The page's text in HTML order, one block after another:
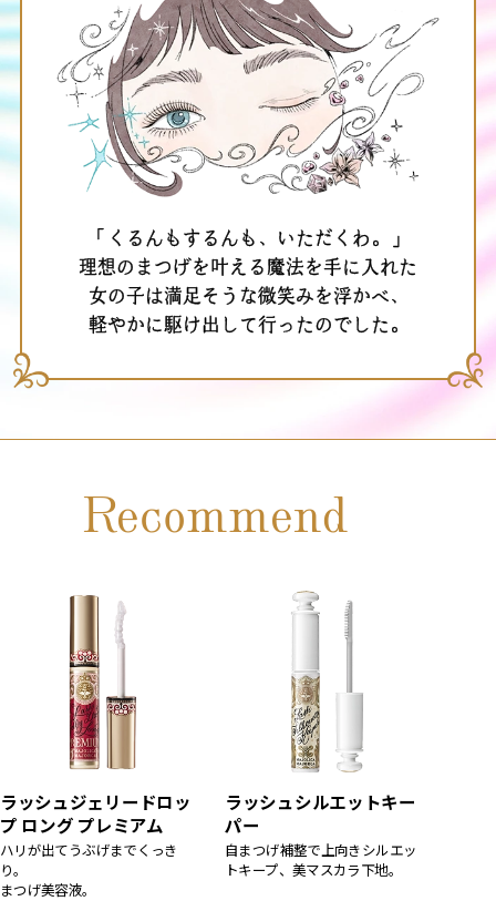
「くるんもするんも、いただくわ。」
理想のまつげを叶える魔法を手に入れた
女の子は満足そうな微笑みを浮かべ、
軽やかに駆け出して行ったのでした。
Recommend
ラッシュジェリードロッ
プ ロング プレミアム
ハリが出てうぶげまでくっき
り。
まつげ美容液。
ラッシュシルエットキー
パー
自まつげ補整で上向きシルエッ
トキープ、美マスカラ下地。